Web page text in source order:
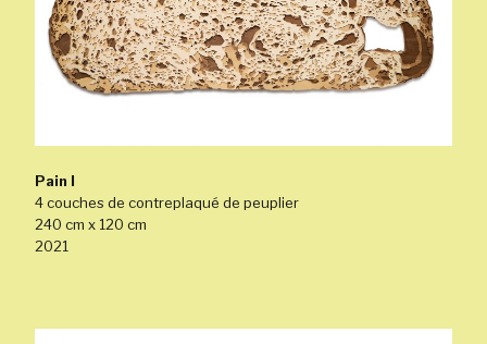
Pain I
4 couches de contreplaqué de peuplier
240 cm x 120 cm
2021